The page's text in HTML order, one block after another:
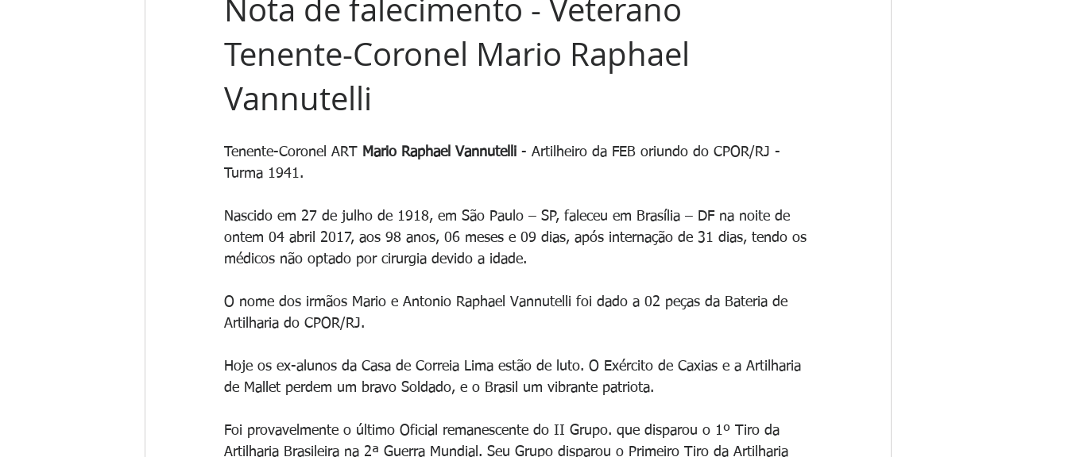
Nota de falecimento - Veterano
Tenente-Coronel Mario Raphael
Vannutelli
Tenente-Coronel ART Mario Raphael Vannutelli - Artilheiro da FEB oriundo do CPOR/RJ -
Turma 1941.
Nascido em 27 de julho de 1918, em São Paulo – SP, faleceu em Brasília – DF na noite de
ontem 04 abril 2017, aos 98 anos, 06 meses e 09 dias, após internação de 31 dias, tendo os
médicos não optado por cirurgia devido a idade.
O nome dos irmãos Mario e Antonio Raphael Vannutelli foi dado a 02 peças da Bateria de
Artilharia do CPOR/RJ.
Hoje os ex-alunos da Casa de Correia Lima estão de luto. O Exército de Caxias e a Artilharia
de Mallet perdem um bravo Soldado, e o Brasil um vibrante patriota.
Foi provavelmente o último Oficial remanescente do II Grupo. que disparou o 1º Tiro da
Artilharia Brasileira na 2ª Guerra Mundial. Seu Grupo disparou o Primeiro Tiro da Artilharia